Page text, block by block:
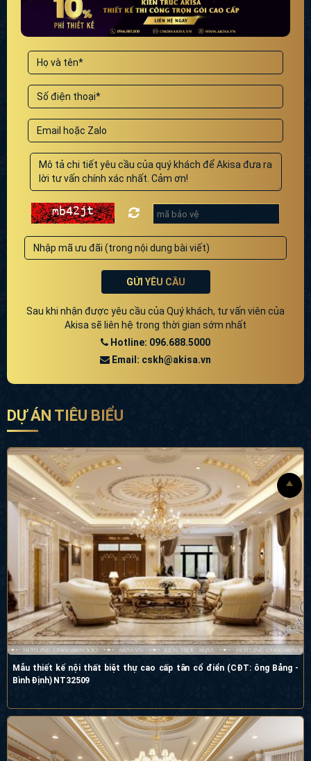
GỬI YÊU CẦU
Sau khi nhận được yêu cầu của Quý khách, tư vấn viên của
Akisa sẽ liên hệ trong thời gian sớm nhất
Hotline: 096.688.5000
Email: cskh@akisa.vn
DỰ ÁN TIÊU BIỂU
Mẫu thiết kế nội thất biệt thự cao cấp tân cổ điển (CĐT: ông Bảng -
Bình Định) NT32509